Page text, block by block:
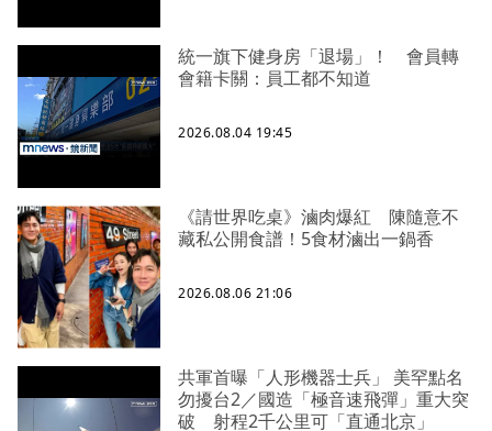
統一旗下健身房「退場」！ 會員轉
會籍卡關：員工都不知道
2026.08.04 19:45
《請世界吃桌》滷肉爆紅 陳隨意不
藏私公開食譜！5食材滷出一鍋香
2026.08.06 21:06
共軍首曝「人形機器士兵」 美罕點名
勿擾台2／國造「極音速飛彈」重大突
破 射程2千公里可「直通北京」